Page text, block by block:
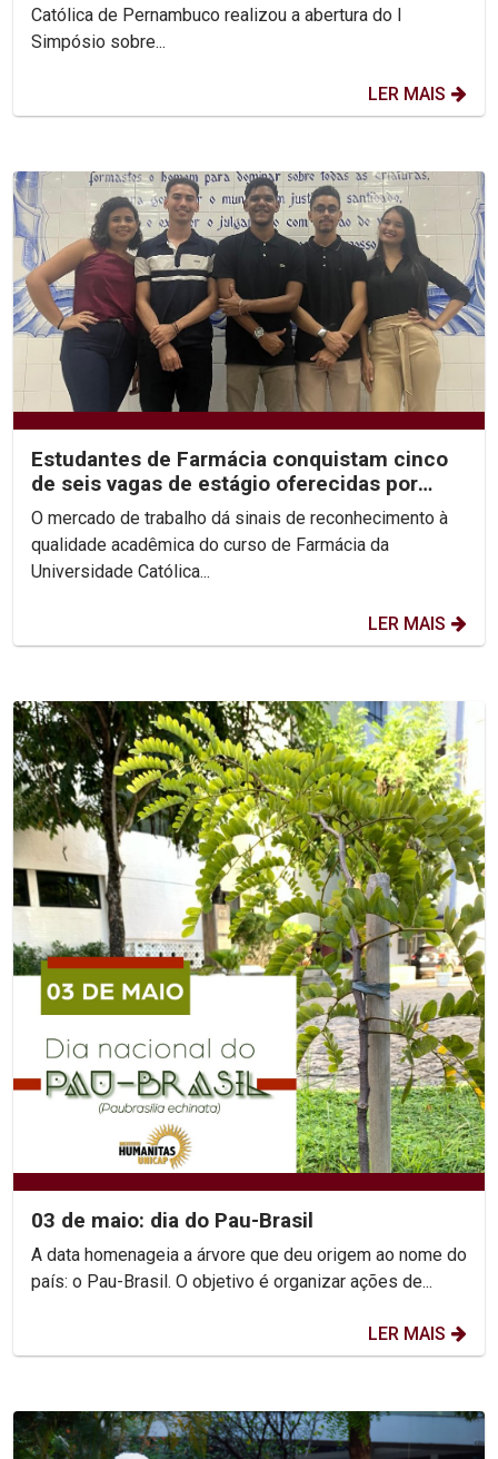
Católica de Pernambuco realizou a abertura do I
Simpósio sobre...
LER MAIS
Estudantes de Farmácia conquistam cinco
de seis vagas de estágio oferecidas por
laboratório
O mercado de trabalho dá sinais de reconhecimento à
qualidade acadêmica do curso de Farmácia da
Universidade Católica...
LER MAIS
03 de maio: dia do Pau-Brasil
A data homenageia a árvore que deu origem ao nome do
país: o Pau-Brasil. O objetivo é organizar ações de...
LER MAIS